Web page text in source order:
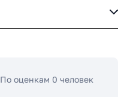
По оценкам 0 человек